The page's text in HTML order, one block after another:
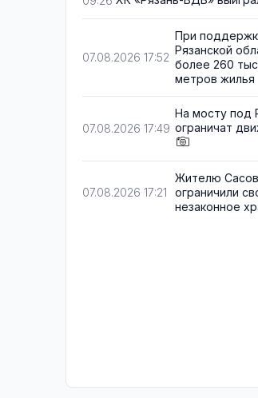
07.08.2026 17:52
При
Рязанской
более 260
метров жилья
07.08.2026 17:49
На мосту под
ограничат
07.08.2026 17:21
Жителю
ограничили
незаконное